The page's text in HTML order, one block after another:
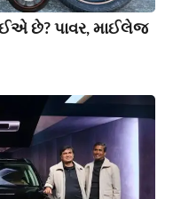
છે? પાવર, માઈલેજ